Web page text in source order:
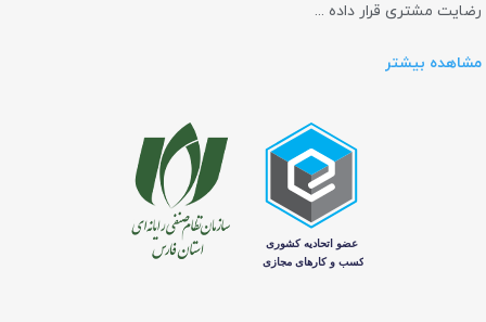
رضایت مشتری قرار داده ...
مشاهده بیشتر